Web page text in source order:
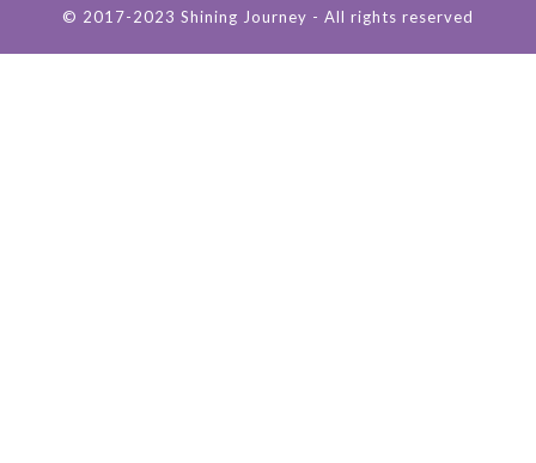
© 2017-2023 Shining Journey - All rights reserved